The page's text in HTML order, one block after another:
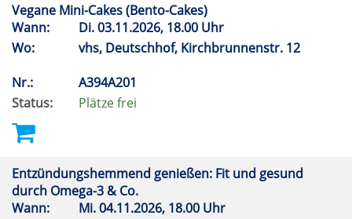
Vegane Mini-Cakes (Bento-Cakes)
Wann:
Di.03.11.2026, 18.00 Uhr
Wo:
vhs, Deutschhof, Kirchbrunnenstr. 12
Nr.:
A394A201
Status:
Plätze frei
Entzündungshemmend genießen: Fit und gesund
durch Omega-3 & Co.
Wann:
Mi.04.11.2026, 18.00 Uhr